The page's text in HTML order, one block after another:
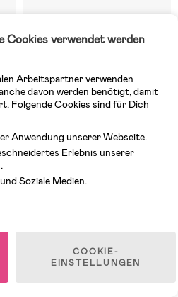
Manchester Sand
Cookies verwendet werden
Arbeitspartner verwenden
davon werden benötigt, damit
Folgende Cookies sind für Dich
Anwendung unserer Webseite.
Erlebnis unserer
Soziale Medien.
COOKIE-
EINSTELLUNGEN